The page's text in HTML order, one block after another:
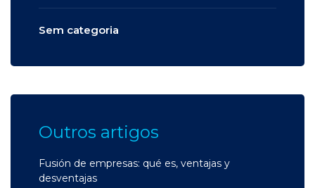
Sem categoria
Outros artigos
Fusión de empresas: qué es, ventajas y
desventajas